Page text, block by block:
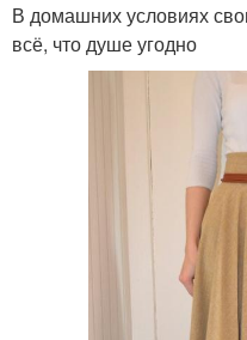
В домашних условиях
всё, что душе угодно